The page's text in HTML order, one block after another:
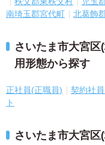
南埼玉郡宮代町
北葛飾
さいたま市大宮
用形態から探す
正社員(正職員) 契約社
ト
さいたま市大宮